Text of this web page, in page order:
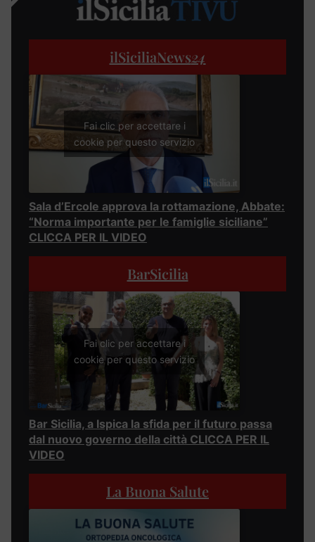
ilSiciliaNews24
Fai clic per accettare i
cookie per questo servizio
Sala d’Ercole approva la rottamazione, Abbate:
“Norma importante per le famiglie siciliane”
CLICCA PER IL VIDEO
BarSicilia
Fai clic per accettare i
cookie per questo servizio
Bar Sicilia, a Ispica la sfida per il futuro passa
dal nuovo governo della città CLICCA PER IL
VIDEO
La Buona Salute